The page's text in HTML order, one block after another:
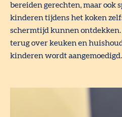
bereiden gerechten, maar ook
kinderen tijdens het koken
schermtijd kunnen
terug over keuken en
kinderen wordt aangemoedigd.